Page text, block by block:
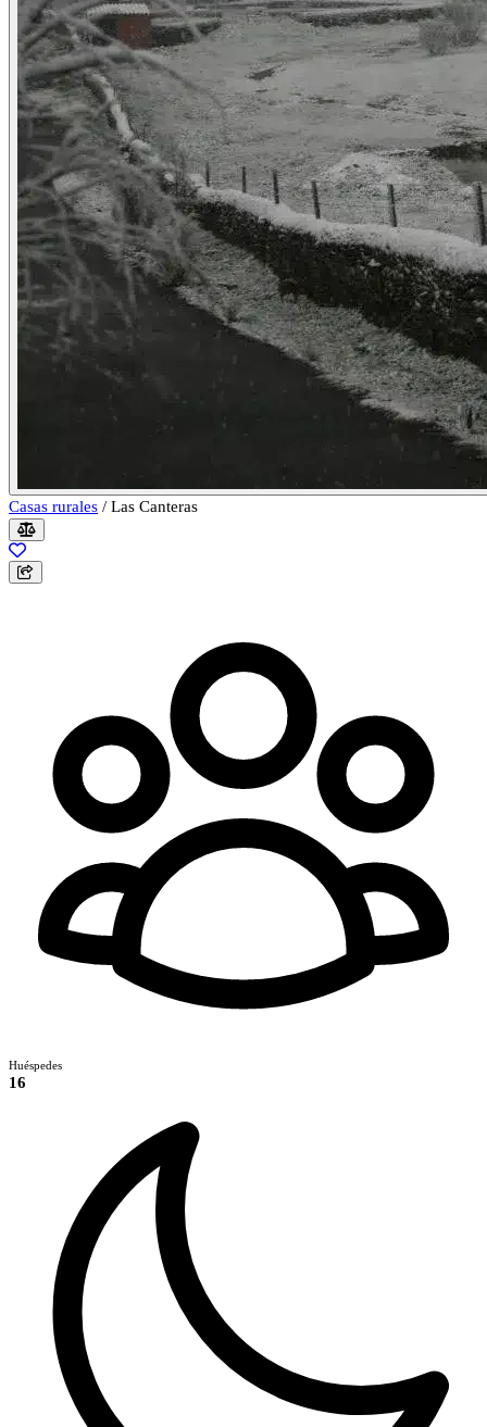
Casas rurales / Las Canteras
Huéspedes
16